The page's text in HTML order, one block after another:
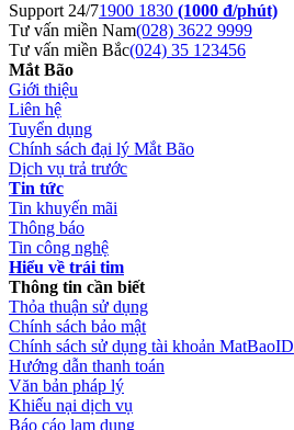
Support 24/71900 1830 (1000 đ/phút)
Tư vấn miền Nam(028) 3622 9999
Tư vấn miền Bắc(024) 35 123456
Mắt Bão
Giới thiệu
Liên hệ
Tuyển dụng
Chính sách đại lý Mắt Bão
Dịch vụ trả trước
Tin tức
Tin khuyến mãi
Thông báo
Tin công nghệ
Hiểu về trái tim
Thông tin cần biết
Thỏa thuận sử dụng
Chính sách bảo mật
Chính sách sử dụng tài khoản MatBaoID
Hướng dẫn thanh toán
Văn bản pháp lý
Khiếu nại dịch vụ
Báo cáo lạm dụng